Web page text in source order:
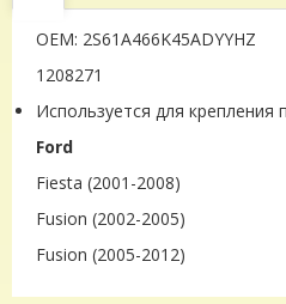
OEM: 2S61A466K45ADYYHZ
1208271
Используется для крепления
Ford
Fiesta (2001-2008)
Fusion (2002-2005)
Fusion (2005-2012)